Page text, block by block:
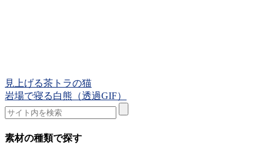
見上げる茶トラの猫
岩場で寝る白熊（透過GIF）
素材の種類で探す